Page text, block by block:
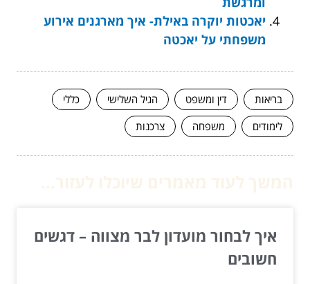
יאכטות יוקרה באילת- איך מארגנים אירוע
משפחתי על יאכטה
בריאות דין ומשפט הגיל השלישי
כללי
לימודים
משפחה צרכנות
איך לבחור מועדון לבר מצווה – דגשים
חשובים